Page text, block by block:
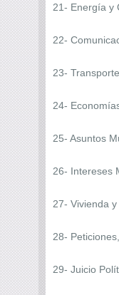
21- Energía y
22-
23-
24-
25- Asuntos
26- Intereses
27- Vivienda
28-
29- Juicio